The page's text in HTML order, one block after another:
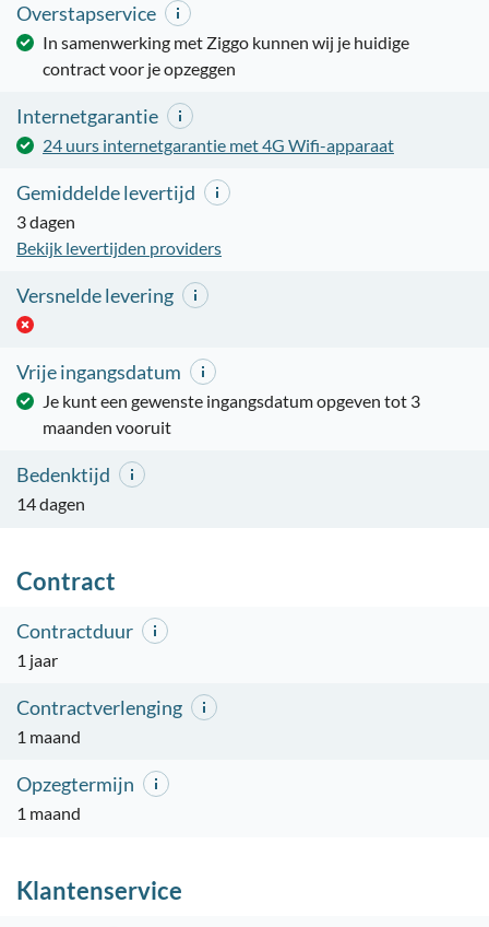
Overstapservice
In samenwerking met Ziggo kunnen wij je huidige
contract voor je opzeggen
Internetgarantie
24 uurs internetgarantie met 4G Wifi-apparaat
Gemiddelde levertijd
3 dagen
Bekijk levertijden providers
Versnelde levering
Vrije ingangsdatum
Je kunt een gewenste ingangsdatum opgeven tot 3
maanden vooruit
Bedenktijd
14 dagen
Contract
Contractduur
1 jaar
Contractverlenging
1 maand
Opzegtermijn
1 maand
Klantenservice